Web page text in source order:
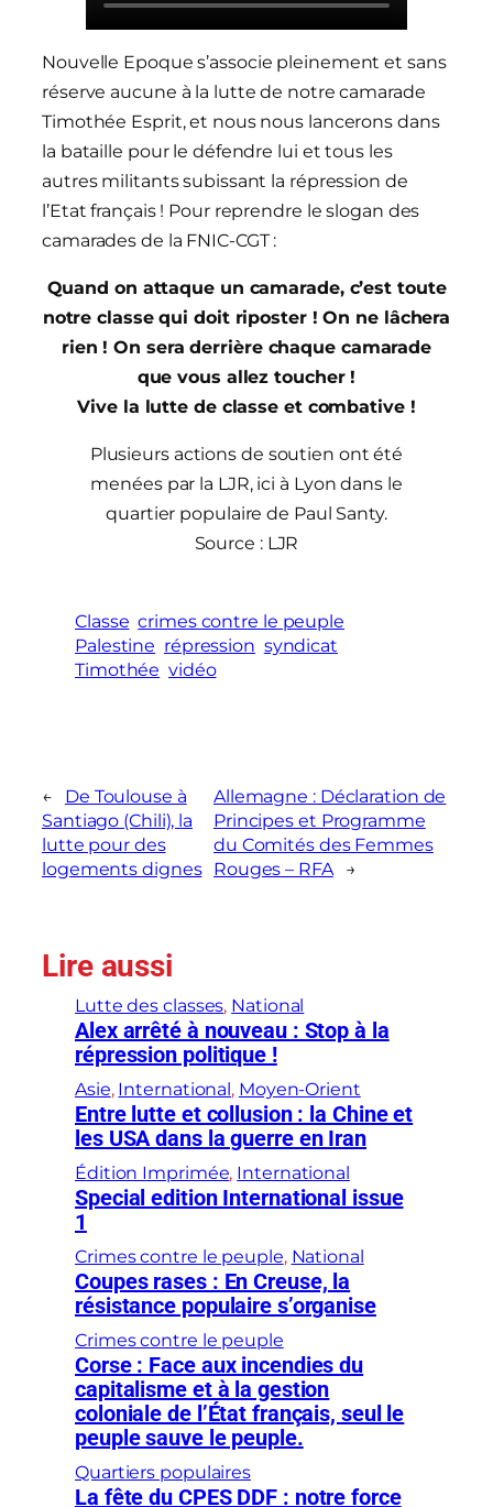
Nouvelle Epoque s’associe pleinement et sans
réserve aucune à la lutte de notre camarade
Timothée Esprit, et nous nous lancerons dans
la bataille pour le défendre lui et tous les
autres militants subissant la répression de
l’Etat français ! Pour reprendre le slogan des
camarades de la FNIC-CGT :
Quand on attaque un camarade, c’est toute
notre classe qui doit riposter ! On ne lâchera
rien ! On sera derrière chaque camarade
que vous allez toucher !
Vive la lutte de classe et combative !
Plusieurs actions de soutien ont été
menées par la LJR, ici à Lyon dans le
quartier populaire de Paul Santy.
Source : LJR
Classe crimes contre le peuple
Palestine répression syndicat
Timothée vidéo
←
De Toulouse à
Santiago (Chili), la
lutte pour des
logements dignes
Allemagne : Déclaration de
Principes et Programme
du Comités des Femmes
Rouges – RFA
→
Lire aussi
Lutte des classes, National
Alex arrêté à nouveau : Stop à la
répression politique !
Asie, International , Moyen-Orient
Entre lutte et collusion : la Chine et
les USA dans la guerre en Iran
Édition Imprimée, International
Special edition International issue
1
Crimes contre le peuple, National
Coupes rases : En Creuse, la
résistance populaire s’organise
Crimes contre le peuple
Corse : Face aux incendies du
capitalisme et à la gestion
coloniale de l’État français, seul le
peuple sauve le peuple.
Quartiers populaires
La fête du CPES DDF : notre force